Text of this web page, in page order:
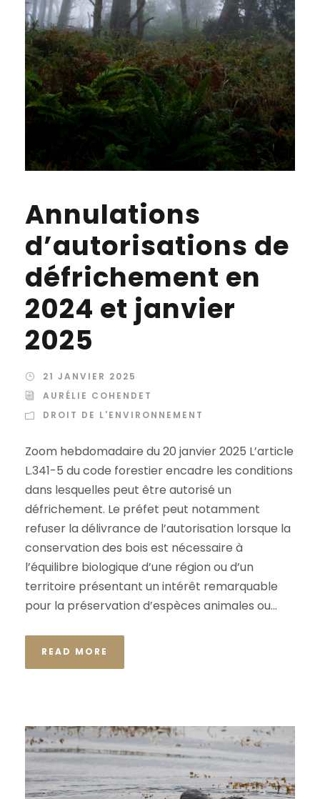
Annulations
d’autorisations de
défrichement en
2024 et janvier
2025
21 JANVIER 2025
AURÉLIE COHENDET
DROIT DE L'ENVIRONNEMENT
Zoom hebdomadaire du 20 janvier 2025 L’article
L.341-5 du code forestier encadre les conditions
dans lesquelles peut être autorisé un
défrichement. Le préfet peut notamment
refuser la délivrance de l’autorisation lorsque la
conservation des bois est nécessaire à
l’équilibre biologique d’une région ou d’un
territoire présentant un intérêt remarquable
pour la préservation d’espèces animales ou...
READ MORE